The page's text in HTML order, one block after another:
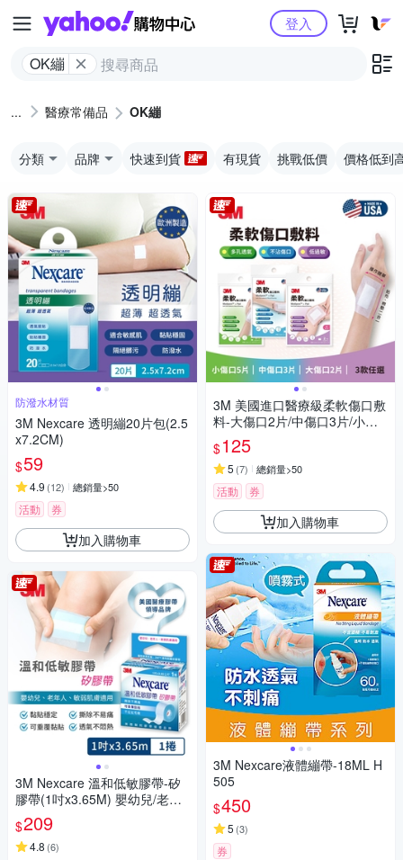
Yahoo購物中心
OK繃
登入
醫療常備品 OK繃
分類 品牌 快速到貨 有現貨 挑戰低價 價格低到
防潑水材質
3M Nexcare 透明繃20片包(2.5
x7.2CM)
$59
4.9 (12) 總銷量>50
活動 券
加入購物車
3M Nexcare 溫和低敏膠帶-矽
膠帶(1吋x3.65M) 嬰幼兒/老年
人/敏弱肌膚適用
$209
4.8 (6)
3M 美國進口醫療級柔軟傷口敷
料-大傷口2片/中傷口3片/小傷
口5片(3款任選)
$125
5 (7) 總銷量>50
活動 券
加入購物車
3M Nexcare液體繃帶-18ML H
505
$450
5 (3)
券